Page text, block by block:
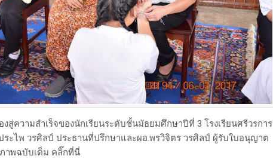
สู่ความสำเร็จของนักเรียนระดับชั้นมัธยมศึกษาปีที่ 3 โรงเรียนศรีวรการ
ะไพ วรศิลป์ ประธานที่ปรึกษาและผอ.พรวิจิตร วรศิลป์ ผู้รับใบอนุญาต
าพฉบับเต็ม คลิ๊กที่นี่